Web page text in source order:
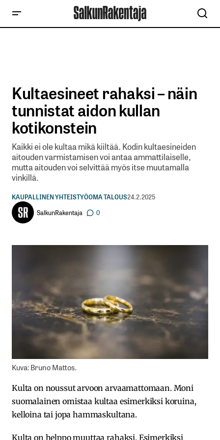
Kultaesineet rahaksi – näin
tunnistat aidon kullan
kotikonstein
Kaikki ei ole kultaa mikä kiiltää. Kodin kultaesineiden
aitouden varmistamisen voi antaa ammattilaiselle,
mutta aitouden voi selvittää myös itse muutamalla
vinkillä.
KAUPALLINEN YHTEISTYÖOMA TALOUS24.2.2025
SalkunRakentaja
0
Kuva: Bruno Mattos.
Kulta on noussut arvoon arvaamattomaan. Moni
suomalainen omistaa kultaa esimerkiksi koruina,
kelloina tai jopa hammaskultana.
Kulta on helppo muuttaa rahaksi. Esimerkiksi